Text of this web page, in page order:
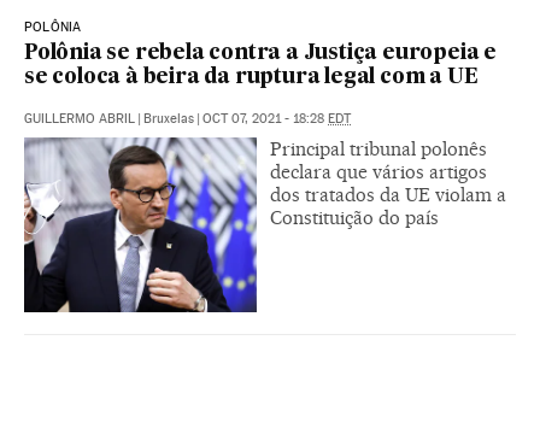
POLÔNIA
Polônia se rebela contra a Justiça europeia e
se coloca à beira da ruptura legal com a UE
GUILLERMO ABRIL Bruxelas OCT 07, 2021 - 18:28 EDT
Principal tribunal polonês
declara que vários artigos
dos tratados da UE violam a
Constituição do país